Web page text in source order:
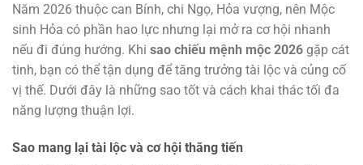
Năm 2026 thuộc can Bính, chi Ngọ, Hỏa vượng, nên Mộc
sinh Hỏa có phần hao lực nhưng lại mở ra cơ hội nhanh
nếu đi đúng hướng. Khi sao chiếu mệnh mộc 2026 gặp cát
tinh, bạn có thể tận dụng để tăng trưởng tài lộc và củng cố
vị thế. Dưới đây là những sao tốt và cách khai thác tối đa
năng lượng thuận lợi.
Sao mang lại tài lộc và cơ hội thăng tiến